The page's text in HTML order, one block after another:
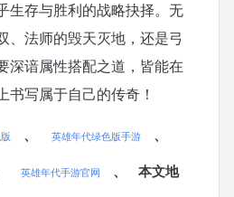
生存与胜利的战略抉择。无
、法师的毁天灭地，还是弓
深谙属性搭配之道，皆能在
书写属于自己的传奇！
、 英雄年代绿色版手游 、
英雄年代手游官网 、
本文地